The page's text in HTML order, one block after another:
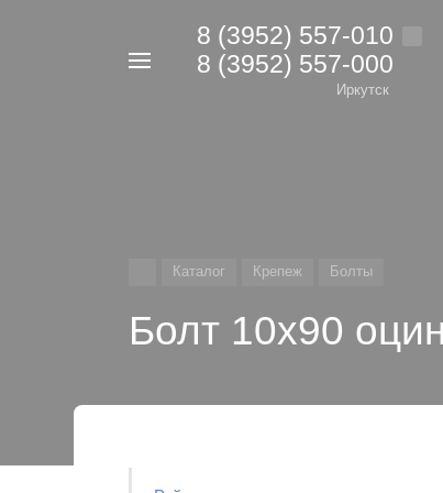
8 (3952) 557-010
8 (3952) 557-000
Иркутск
Каталог Крепеж Болты
Болт 10х90